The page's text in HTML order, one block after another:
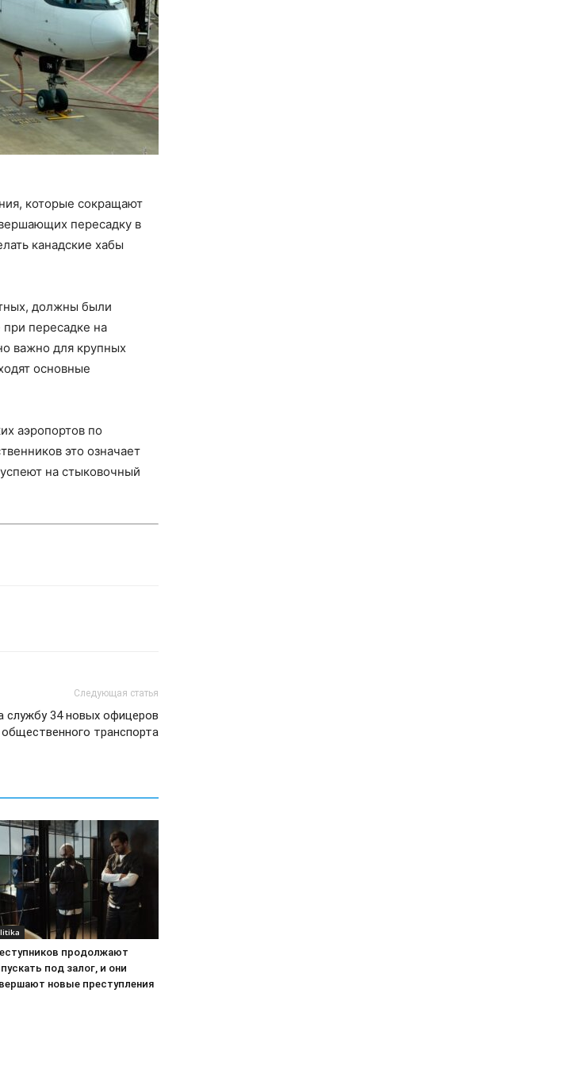
которые сокращают
пересадку в
канадские хабы
должны были
пересадке на
важно для крупных
основные
аэропортов по
это означает
на стыковочный
Следующая статья
службу 34 новых офицеров
транспорта
продолжают
под залог, и они
новые преступления